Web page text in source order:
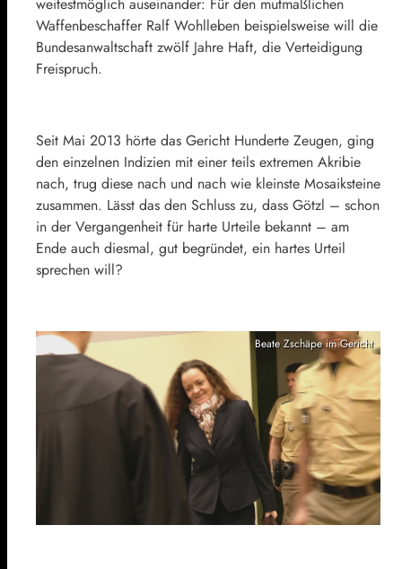
Waffenbeschaffer Ralf Wohlleben beispielsweise will die
Bundesanwaltschaft zwölf Jahre Haft, die Verteidigung
Freispruch.
Seit Mai 2013 hörte das Gericht Hunderte Zeugen, ging
den einzelnen Indizien mit einer teils extremen Akribie
nach, trug diese nach und nach wie kleinste Mosaiksteine
zusammen. Lässt das den Schluss zu, dass Götzl – schon
in der Vergangenheit für harte Urteile bekannt – am
Ende auch diesmal, gut begründet, ein hartes Urteil
sprechen will?
Beate Zschäpe im Gericht